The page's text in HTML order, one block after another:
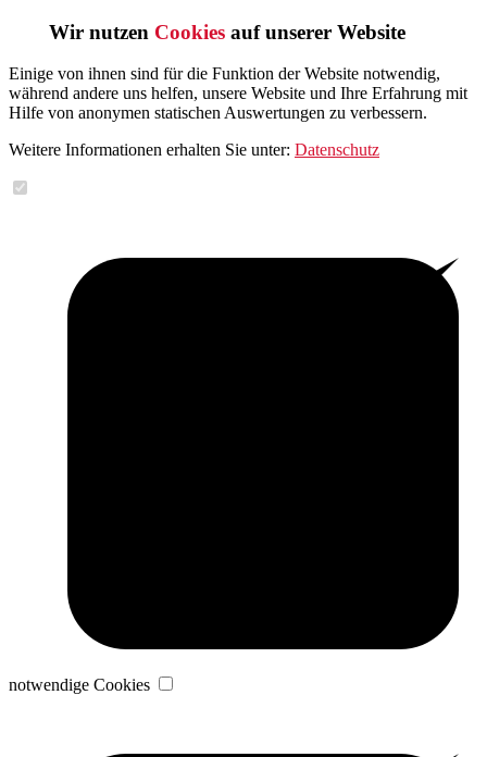
Wir nutzen Cookies auf unserer Website
Einige von ihnen sind für die Funktion der Website notwendig,
während andere uns helfen, unsere Website und Ihre Erfahrung mit
Hilfe von anonymen statischen Auswertungen zu verbessern.
Weitere Informationen erhalten Sie unter: Datenschutz
notwendige Cookies